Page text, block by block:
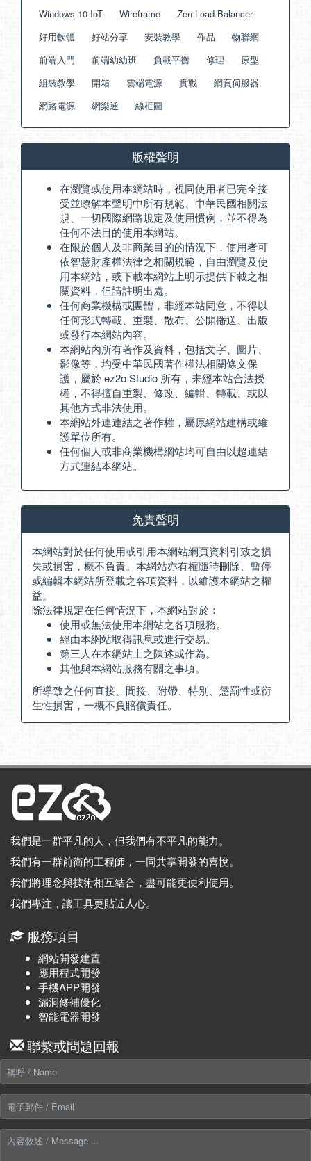
Windows 10 IoT
Wireframe
Zen Load Balancer
好用軟體
好站分享 安裝教學 作品
物聯網
前端入門
前端幼幼班 負載平衡 修理
原型
組裝教學
開箱 雲端電源 實戰
網頁伺服器
網路電源
網樂通 線框圖
版權聲明
在瀏覽或使用本網站時，視同使用者已完全接
受並瞭解本聲明中所有規範、中華民國相關法
規、一切國際網路規定及使用慣例，並不得為
任何不法目的使用本網站。
在限於個人及非商業目的的情況下，使用者可
依智慧財產權法律之相關規範，自由瀏覽及使
用本網站，或下載本網站上明示提供下載之相
關資料，但請註明出處。
任何商業機構或團體，非經本站同意，不得以
任何形式轉載、重製、散布、公開播送、出版
或發行本網站內容。
本網站內所有著作及資料，包括文字、圖片、
影像等，均受中華民國著作權法相關條文保
護，屬於 ez2o Studio 所有，未經本站合法授
權，不得擅自重製、修改、編輯、轉載、或以
其他方式非法使用。
本網站外連連結之著作權，屬原網站建構或維
護單位所有。
任何個人或非商業機構網站均可自由以超連結
方式連結本網站。
免責聲明
本網站對於任何使用或引用本網站網頁資料引致之損
失或損害，概不負責。本網站亦有權隨時刪除、暫停
或編輯本網站所登載之各項資料，以維護本網站之權
益。
除法律規定在任何情況下，本網站對於：
使用或無法使用本網站之各項服務。
經由本網站取得訊息或進行交易。
第三人在本網站上之陳述或作為。
其他與本網站服務有關之事項。
所導致之任何直接、間接、附帶、特別、懲罰性或衍
生性損害，一概不負賠償責任。
我們是一群平凡的人，但我們有不平凡的能力。
我們有一群前衛的工程師，一同共享開發的喜悅。
我們將理念與技術相互結合，盡可能更便利使用。
我們專注，讓工具更貼近人心。
服務項目
網站開發建置
應用程式開發
手機APP開發
漏洞修補優化
智能電器開發
聯繫或問題回報